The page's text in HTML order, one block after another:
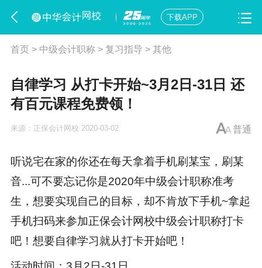
下载APP
首页> 中级会计职称> 复习指导 > 其他
自律学习 从打卡开始~3月2日-31日 还
有百元课程免费领！
普通
来源： 正保会计网校 2020-03-02
听说宅在家的你还在每天拿着手机刷某宝，刷某
音...可不要忘记你是2020年中级会计职称准考
生，想要实现自己的目标，却不肯放下手机~拿起
手机扫码来参加正保会计网校中级会计职称打卡
吧！想要自律学习就从打卡开始吧！